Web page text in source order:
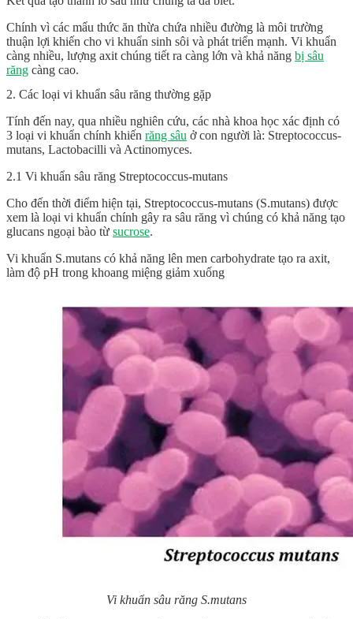
Chính vì các mẩu thức ăn thừa chứa nhiều đường là môi trường
thuận lợi khiến cho vi khuẩn sinh sôi và phát triển mạnh. Vi khuẩn
càng nhiều, lượng axit chúng tiết ra càng lớn và khả năng bị sâu
răng càng cao.
2. Các loại vi khuẩn sâu răng thường gặp
Tính đến nay, qua nhiều nghiên cứu, các nhà khoa học xác định có
3 loại vi khuẩn chính khiến răng sâu ở con người là: Streptococcus-
mutans, Lactobacilli và Actinomyces.
2.1 Vi khuẩn sâu răng Streptococcus-mutans
Cho đến thời điểm hiện tại, Streptococcus-mutans (S.mutans) được
xem là loại vi khuẩn chính gây ra sâu răng vì chúng có khả năng tạo
glucans ngoại bào từ sucrose.
Vi khuẩn S.mutans có khả năng lên men carbohydrate tạo ra axit,
làm độ pH trong khoang miệng giảm xuống
Vi khuẩn sâu răng S.mutans